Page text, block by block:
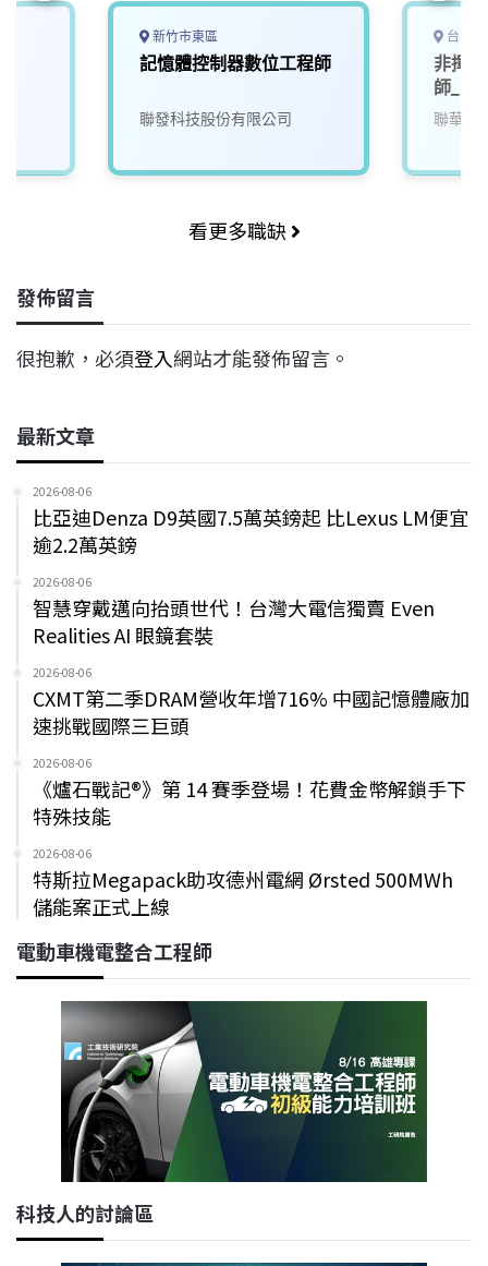
新竹市東區
記憶體控制器數位工程師
聯發科技股份有限公司
台南
非揮
師_南
聯華電
看更多職缺
發佈留言
很抱歉，必須登入網站才能發佈留言。
最新文章
2026-08-06
比亞迪Denza D9英國7.5萬英鎊起 比Lexus LM便宜
逾2.2萬英鎊
2026-08-06
智慧穿戴邁向抬頭世代！台灣大電信獨賣 Even
Realities AI 眼鏡套裝
2026-08-06
CXMT第二季DRAM營收年增716% 中國記憶體廠加
速挑戰國際三巨頭
2026-08-06
《爐石戰記®》第 14 賽季登場！花費金幣解鎖手下
特殊技能
2026-08-06
特斯拉Megapack助攻德州電網 Ørsted 500MWh
儲能案正式上線
電動車機電整合工程師
科技人的討論區